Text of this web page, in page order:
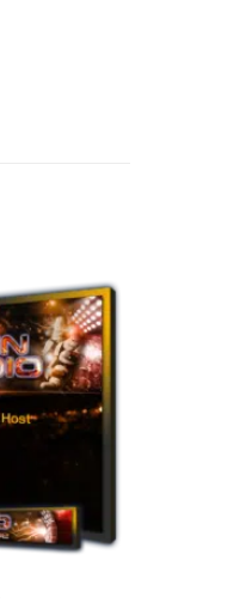
Auf die
Wunschliste
setzen